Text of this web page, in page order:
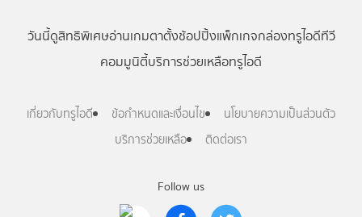
Follow us
วันนี้ดูสิทธิพิเศษอ่านเกมตาตั้งช้อปปิ้งแพ็กเกจกล่องทรูไอดีทีวี
คอมมูนิตี้บริการช่วยเหลือทรูไอดี
เกี่ยวกับทรูไอดี ข้อกำหนดและเงื่อนไข
นโยบายความเป็นส่วนตัว
บริการช่วยเหลือ
ติดต่อเรา